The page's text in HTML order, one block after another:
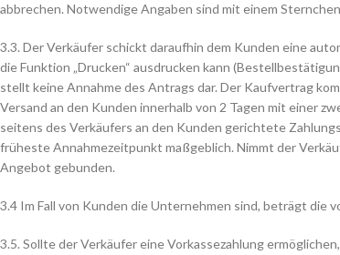
abbrechen. Notwendige Angaben sind mit einem
3.3. Der Verkäufer schickt daraufhin dem Kunden eine
die Funktion „Drucken“ ausdrucken kann
stellt keine Annahme des Antrags dar. Der Kaufvertrag
Versand an den Kunden innerhalb von 2 Tagen mit einer
seitens des Verkäufers an den Kunden gerichtete
früheste Annahmezeitpunkt maßgeblich. Nimmt der
Angebot gebunden.
3.4 Im Fall von Kunden die Unternehmen sind, beträgt
3.5. Sollte der Verkäufer eine Vorkassezahlung